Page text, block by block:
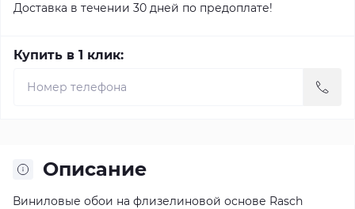
Доставка в течении 30 дней по предоплате!
Купить в 1 клик:
Описание
Виниловые обои на флизелиновой основе Rasch